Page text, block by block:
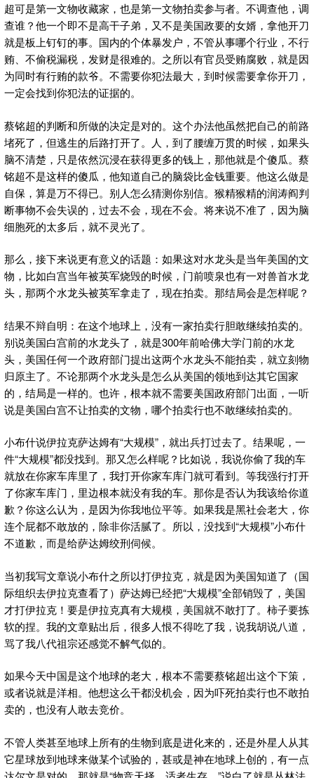
超可是第一文物收藏家，也是第一文物拍卖参与者。不调查他，调
查谁？他一个即不是高干子弟，又不是美国政要的女婿，拿他开刀
就是板上钉钉的事。国内的个体暴发户，不管从事哪个行业，不行
贿、不偷税漏税，发财是很难的。之所以有官员受贿腐败，就是因
为同时有行贿的款爷。不需要你犯法最大，到时候需要拿你开刀，
一定会找到你犯法的证据的。
蔡铭超的判断和所做的决定是对的。这个办法他虽然把自己的前路
堵死了，但逃生的后路打开了。人，到了腰缠万贯的时候，如果头
脑不清楚，只是依然沉浸在获得更多的钱上，那他就是个傻瓜。蔡
铭超不是这样的傻瓜，他知道自己的脑袋比金钱重要。他这么做是
自保，算是万不得已。别人怎么猜测你别信。猴精猴精的润涛阎判
断事物不会失误的，过去不会，现在不会。将来说不准了，因为脑
细胞死的太多后，就不灵光了。
那么，接下来说更有意义的话题：如果这对水龙头是当年美国的文
物，比如白宫当年被英军烧毁的时候，门前喷泉也有一对兽首水龙
头，那两个水龙头被英军拿走了，现在拍卖。那结局会是怎样呢？
结果不辩自明：在这个地球上，没有一家拍卖行胆敢继续拍卖的。
别说美国白宫前的水龙头了，就是300年前哈佛大学门前的水龙
头，美国任何一个政府部门提出这两个水龙头不能拍卖，就立刻物
归原主了。不论那两个水龙头是怎么从美国的领地到达其它国家
的，结局是一样的。也许，根本就不需要美国政府部门出面，一听
说是美国白宫不让拍卖的文物，哪个拍卖行也不敢继续拍卖的。
小布什说伊拉克萨达姆有“大规模”，就出兵打过去了。结果呢，一
件“大规模”都没找到。那又怎么样呢？比如说，我说你偷了我的车
就放在你家车库里了，我打开你家车库门就可看到。等我强行打开
了你家车库门，里边根本就没有我的车。那你是否认为我该给你道
歉？你这么认为，是因为你我地位平等。如果我是黑社会老大，你
连个屁都不敢放的，除非你活腻了。所以，没找到“大规模”小布什
不道歉，而是给萨达姆绞刑伺候。
当初我写文章说小布什之所以打伊拉克，就是因为美国知道了（国
际组织去伊拉克查看了）萨达姆已经把“大规模”全部销毁了，美国
才打伊拉克！要是伊拉克真有大规模，美国就不敢打了。柿子要拣
软的捏。我的文章贴出后，很多人恨不得吃了我，说我胡说八道，
骂了我八代祖宗还感觉不解气似的。
如果今天中国是这个地球的老大，根本不需要蔡铭超出这个下策，
或者说就是洋相。他想这么干都没机会，因为吓死拍卖行也不敢拍
卖的，也没有人敢去竞价。
不管人类甚至地球上所有的生物到底是进化来的，还是外星人从其
它星球放到地球来做某个试验的，甚或是神在地球上创的，有一点